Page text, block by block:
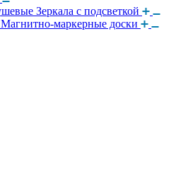
Зеркала с подсветкой
Магнитно-маркерные доски